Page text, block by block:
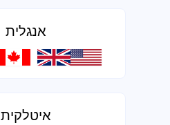
אנגלית
איטלקית